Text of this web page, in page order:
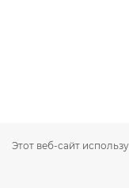
Этот веб-сайт